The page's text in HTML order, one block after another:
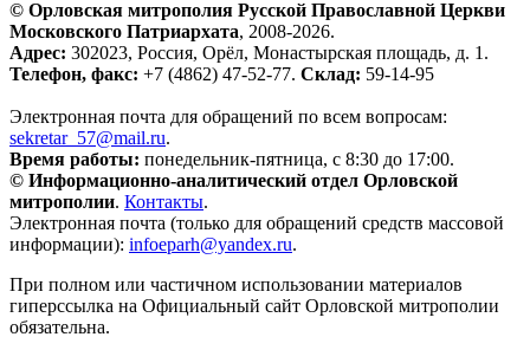
© Орловская митрополия Русской Православной Церкви
Московского Патриархата, 2008-2026.
Адрес: 302023, Россия, Орёл, Монастырская площадь, д. 1.
Телефон, факс: +7 (4862) 47-52-77. Склад: 59-14-95
Электронная почта для обращений по всем вопросам:
sekretar_57@mail.ru.
Время работы: понедельник-пятница, с 8:30 до 17:00.
© Информационно-аналитический отдел Орловской
митрополии. Контакты.
Электронная почта (только для обращений средств массовой
информации): infoeparh@yandex.ru.
При полном или частичном использовании материалов
гиперссылка на Официальный сайт Орловской митрополии
обязательна.